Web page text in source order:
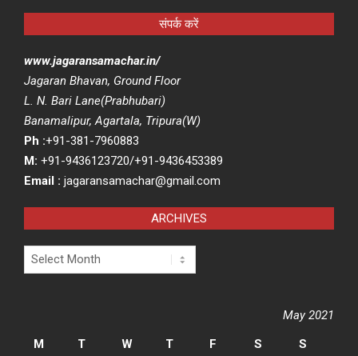
संपर्क करें
www.jagaransamachar.in/
Jagaran Bhavan, Ground Floor
L. N. Bari Lane(Prabhubari)
Banamalipur, Agartala, Tripura(W)
Ph :+91-381-7960883
M: +91-9436123720/+91-9436453389
Email : jagaransamachar@gmail.com
ARCHIVES
Archives
May 2021
M
T W T F S S